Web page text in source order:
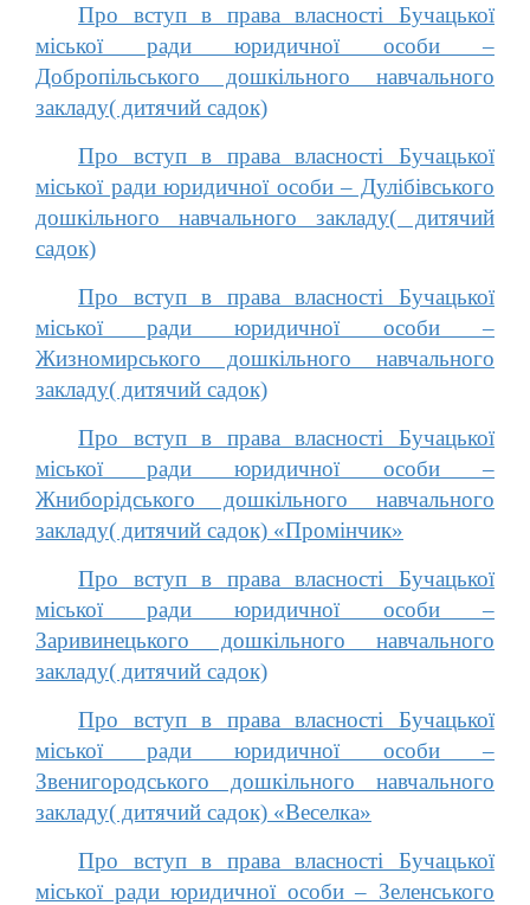
Про вступ в права власності Бучацької
міської ради юридичної особи –
Добропільського дошкільного навчального
закладу( дитячий садок)
Про вступ в права власності Бучацької
міської ради юридичної особи – Дулібівського
дошкільного навчального закладу( дитячий
садок)
Про вступ в права власності Бучацької
міської ради юридичної особи –
Жизномирського дошкільного навчального
закладу( дитячий садок)
Про вступ в права власності Бучацької
міської ради юридичної особи –
Жниборідського дошкільного навчального
закладу( дитячий садок) «Промінчик»
Про вступ в права власності Бучацької
міської ради юридичної особи –
Заривинецького дошкільного навчального
закладу( дитячий садок)
Про вступ в права власності Бучацької
міської ради юридичної особи –
Звенигородського дошкільного навчального
закладу( дитячий садок) «Веселка»
Про вступ в права власності Бучацької
міської ради юридичної особи – Зеленського